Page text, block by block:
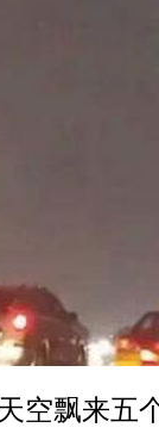
空飘来五